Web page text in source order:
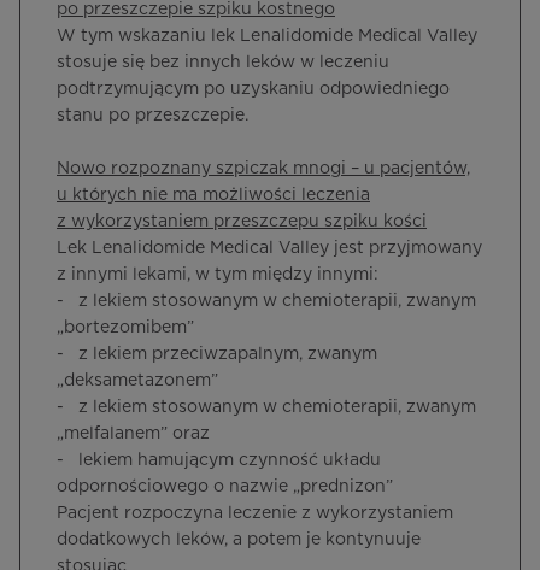
po przeszczepie szpiku kostnego
W tym wskazaniu lek Lenalidomide Medical Valley
stosuje się bez innych leków w leczeniu
podtrzymującym po uzyskaniu odpowiedniego
stanu po przeszczepie.
Nowo rozpoznany szpiczak mnogi – u pacjentów,
u których nie ma możliwości leczenia
z wykorzystaniem przeszczepu szpiku kości
Lek Lenalidomide Medical Valley jest przyjmowany
z innymi lekami, w tym między innymi:
- z lekiem stosowanym w chemioterapii, zwanym
„bortezomibem”
- z lekiem przeciwzapalnym, zwanym
„deksametazonem”
- z lekiem stosowanym w chemioterapii, zwanym
„melfalanem” oraz
- lekiem hamującym czynność układu
odpornościowego o nazwie „prednizon”
Pacjent rozpoczyna leczenie z wykorzystaniem
dodatkowych leków, a potem je kontynuuje
stosując